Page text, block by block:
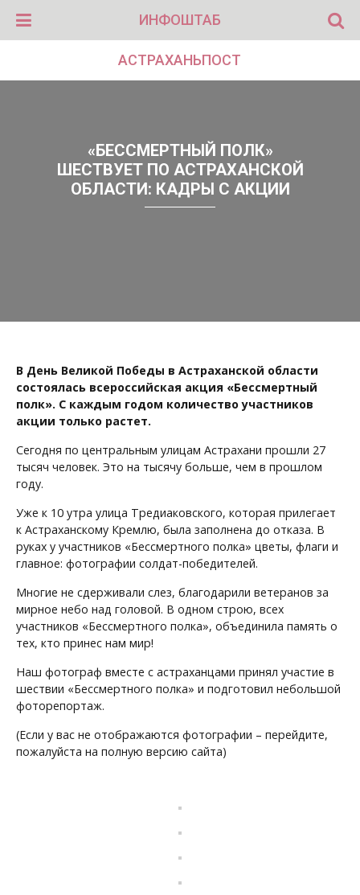
ИНФОШТАБ
АСТРАХАНЬПОСТ
«БЕССМЕРТНЫЙ ПОЛК»
ШЕСТВУЕТ ПО АСТРАХАНСКОЙ
ОБЛАСТИ: КАДРЫ С АКЦИИ
В День Великой Победы в Астраханской области
состоялась всероссийская акция «Бессмертный
полк». С каждым годом количество участников
акции только растет.
Сегодня по центральным улицам Астрахани прошли 27
тысяч человек. Это на тысячу больше, чем в прошлом
году.
Уже к 10 утра улица Тредиаковского, которая прилегает
к Астраханскому Кремлю, была заполнена до отказа. В
руках у участников «Бессмертного полка» цветы, флаги и
главное: фотографии солдат-победителей.
Многие не сдерживали слез, благодарили ветеранов за
мирное небо над головой. В одном строю, всех
участников «Бессмертного полка», объединила память о
тех, кто принес нам мир!
Наш фотограф вместе с астраханцами принял участие в
шествии «Бессмертного полка» и подготовил небольшой
фоторепортаж.
(Если у вас не отображаются фотографии – перейдите,
пожалуйста на полную версию сайта)